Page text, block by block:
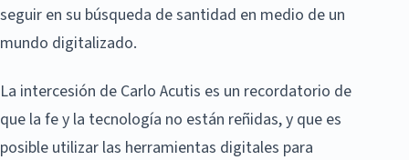
seguir en su búsqueda de santidad en medio de un
mundo digitalizado.
La intercesión de Carlo Acutis es un recordatorio de
que la fe y la tecnología no están reñidas, y que es
posible utilizar las herramientas digitales para